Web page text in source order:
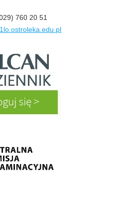
760 20 51